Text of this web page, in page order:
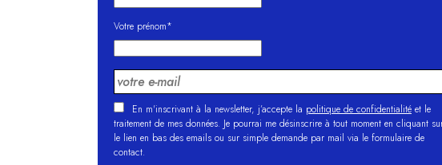
Votre prénom*
En m'inscrivant à la newsletter, j’accepte la politique de confidentialité et le
traitement de mes données. Je pourrai me désinscrire à tout moment en cliquant
le lien en bas des emails ou sur simple demande par mail via le formulaire de
contact.